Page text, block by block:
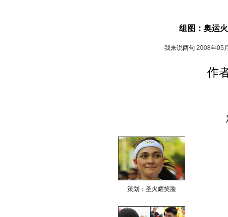
组图：奥运
我来说两句 2008年05
作
策划：圣火耀笑脸